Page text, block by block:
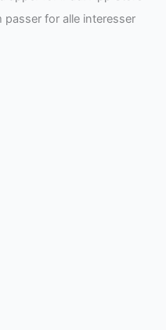
for alle interesser